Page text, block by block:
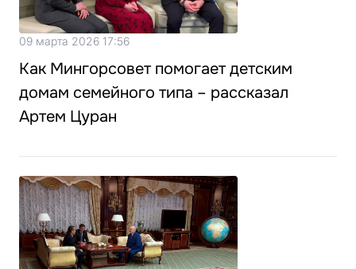
09 марта 2026 17:56
Как Мингорсовет помогает детским
домам семейного типа – рассказал
Артем Цуран